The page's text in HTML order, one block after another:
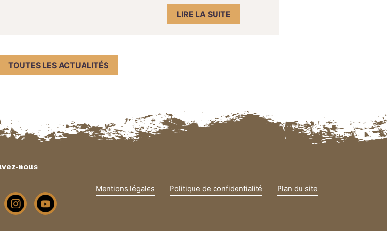
LIRE LA SUITE
TOUTES LES ACTUALITÉS
nous
Mentions légales
Politique de confidentialité Plan du site